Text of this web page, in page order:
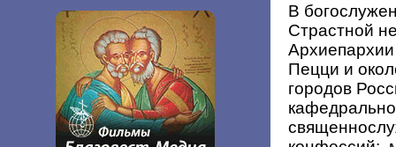
В
Страстной
Пецци и
городов